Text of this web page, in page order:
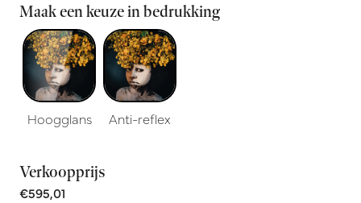
Maak een keuze in bedrukking
Hoogglans Anti-reflex
Verkoopprijs
€595,01